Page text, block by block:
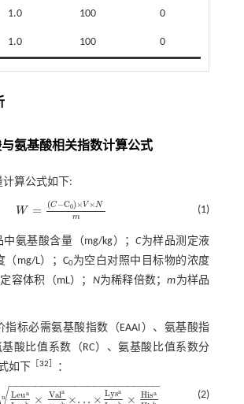
1.0 100 0
1.0 100 0
氨基酸相关指数计算公式
算公式如下:
W = (C−C0)×V× N
m
W= C-C 0×V×Nm (1)
中氨基酸含量（mg/kg）；C为样品测定液
（mg/L）；C0为空白对照中目标物的浓度
容体积（mL）； N为稀释倍数；m为样品
指标必需氨基酸指数（EAAI）、氨基酸指
基酸比值系数（RC）、氨基酸比值系数分
如下［ 32 ：
Leua × Vala ×. . . × Lysa
× Hisa
− −
−−−−−−−−−−−−−−−−−−−−−
n (2)